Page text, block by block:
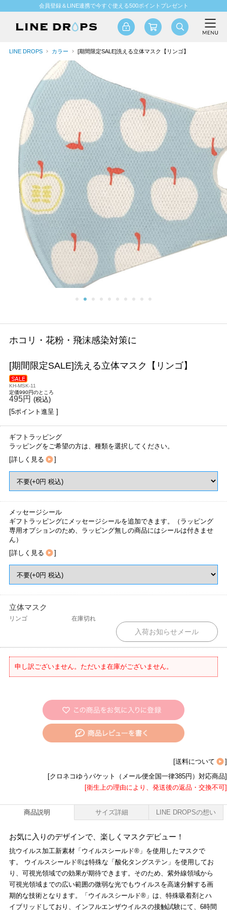
会員登録＆LINE連携で今すぐ使える500ポイントプレゼント
LINE DROPS カラー [期間限定SALE]洗える立体マスク【リンゴ】
ホコリ・花粉・飛沫感染対策に
[期間限定SALE]洗える立体マスク【リンゴ】
KH-MSK-11
定価990円のところ
495円 (税込)
[5ポイント進呈 ]
ギフトラッピング
ラッピングをご希望の方は、種類を選択してください。
[詳しく見る ]
メッセージシール
ギフトラッピングにメッセージシールを追加できます。（ラッピング
専用オプションのため、ラッピング無しの商品にはシールは付きませ
ん）
[詳しく見る ]
立体マスク
リンゴ 在庫切れ
申し訳ございません。ただいま在庫がございません。
[送料について
]
[クロネコゆうパケット（メール便全国一律385円）対応商品]
[衛生上の理由により、発送後の返品・交換不可]
商品説明 サイズ詳細 LINE DROPSの想い
お気に入りのデザインで、楽しくマスクデビュー！
抗ウイルス加工新素材「ウイルスシールド®」を使用したマスクで
す。 ウイルスシールド®は特殊な「酸化タングステン」を使用してお
り、可視光領域での効果が期待できます。そのため、紫外線領域から
可視光領域までの広い範囲の微弱な光でもウイルスを高速分解する画
期的な技術となります。「ウイルスシールド®」は、特殊吸着剤とハ
イブリッドしており、インフルエンザウイルスの接触試験にて、6時間